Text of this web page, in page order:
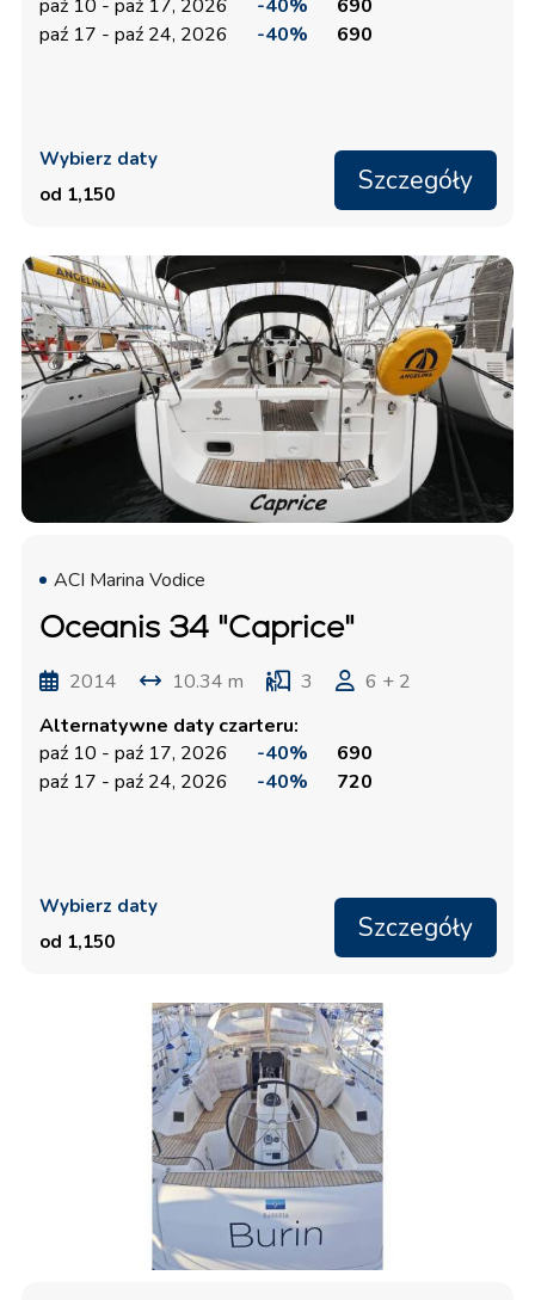
paź 10 - paź 17, 2026 -40%
690
paź 17 - paź 24, 2026
-40% 690
Wybierz daty
od 1,150
Szczegóły
ACI Marina Vodice
Oceanis 34 "Caprice"
2014 10.34 m 3
6 + 2
Alternatywne daty czarteru:
paź 10 - paź 17, 2026
-40%
690
paź 17 - paź 24, 2026
-40% 720
Wybierz daty
od 1,150
Szczegóły